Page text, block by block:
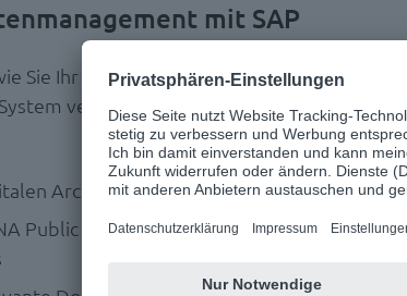
mit SAP
Sie Ihr SAP mit einem digitalen
verbinden und von entscheidenden
Archivierung von Dokumenten
Public Cloud, S/4HANA Private Cloud,